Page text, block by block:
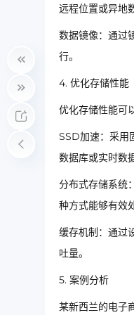
远程位置或异地
数据镜像：通过
行。
4. 优化存储性能
优化存储性能可
SSD加速：采用
数据库或实时数
分布式存储系统
种方式能够有效
缓存机制：通过
吐量。
5. 案例分析
某新西兰的电子